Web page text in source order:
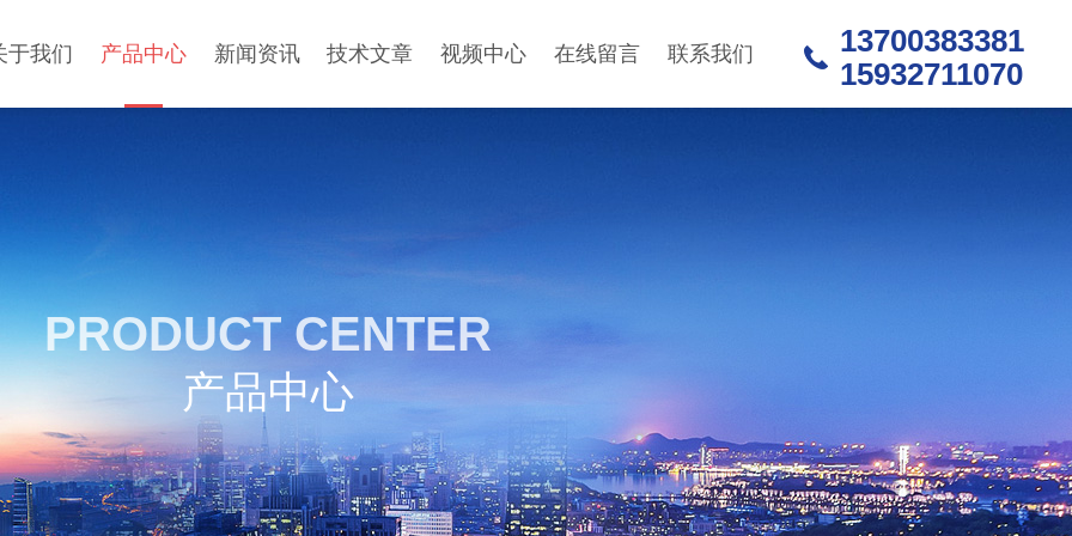
于我们 产品中心 新闻资讯 技术文章 视频中心 在线留言 联系我们
13700383381
15932711070
PRODUCT CENTER
产品中心